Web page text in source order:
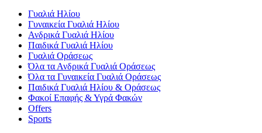
Γυαλιά Ηλίου
Γυναικεία Γυαλιά Ηλίου
Ανδρικά Γυαλιά Ηλίου
Παιδικά Γυαλιά Ηλίου
Γυαλιά Οράσεως
Όλα τα Ανδρικά Γυαλιά Οράσεως
Όλα τα Γυναικεία Γυαλιά Οράσεως
Παιδικά Γυαλιά Ηλίου & Οράσεως
Φακοί Επαφής & Υγρά Φακών
Offers
Sports